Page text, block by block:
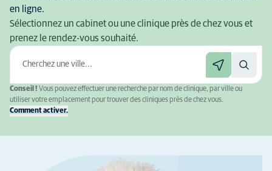
en ligne.
Sélectionnez un cabinet ou une clinique près de chez vous et
prenez le rendez-vous souhaité.
Conseil ! Vous pouvez effectuer une recherche par nom de clinique, par ville ou
utiliser votre emplacement pour trouver des cliniques près de chez vous.
Comment activer.